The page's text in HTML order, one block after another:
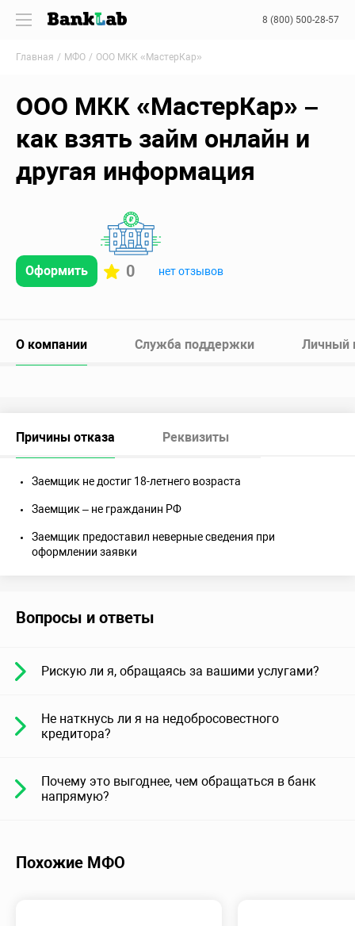
8 (800) 500-28-57
Главная МФО ООО МКК «МастерКар»
ООО МКК «МастерКар» –
как взять займ онлайн и
другая информация
Оформить 0 нет отзывов
О компании Служба поддержки Личный
Причины отказа Реквизиты
Заемщик не достиг 18-летнего возраста
Заемщик – не гражданин РФ
Заемщик предоставил неверные сведения при
оформлении заявки
Вопросы и ответы
Рискую ли я, обращаясь за вашими услугами?
Не наткнусь ли я на недобросовестного
кредитора?
Почему это выгоднее, чем обращаться в банк
напрямую?
Похожие МФО